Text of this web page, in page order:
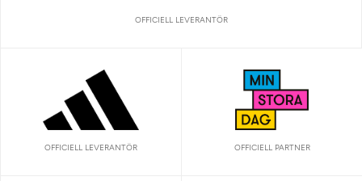
OFFICIELL LEVERANTÖR
OFFICIELL LEVERANTÖR OFFICIELL PARTNER